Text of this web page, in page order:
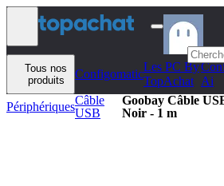
Aller au contenu
Tous nos
produits
Configomatic
Les PC By
TopAchat Ai
PériphériquesCâble
USB
Goobay Câble
Noir - 1 m